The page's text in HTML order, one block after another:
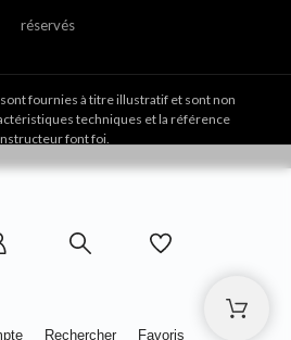
réservés
fournies à titre illustratif et sont non
techniques et la référence
font foi.
Rechercher Favoris